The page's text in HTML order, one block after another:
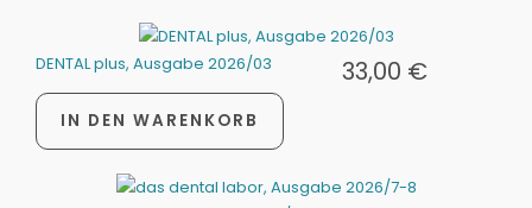
DENTAL plus, Ausgabe 2026/03 33,00 €
IN DEN WARENKORB